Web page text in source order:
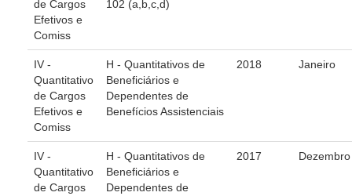
Portal Proad
Portal dos Precatórios e Requisições de
Pequeno Valor
Programa Aprendizagem
Protocolo Eletrônico
Suspensão e Prorrogação de Prazos
Busca Geral
Portal de Doações do TRT11
de Cargos
Efetivos e
Comiss
102 (a,b,c,d)
IV -
Quantitativo
de Cargos
Efetivos e
Comiss
H - Quantitativos de
Beneficiários e
Dependentes de
Benefícios Assistenciais
2018 Janeiro
IV -
Quantitativo
de Cargos
H - Quantitativos de
Beneficiários e
Dependentes de
2017 Dezembro